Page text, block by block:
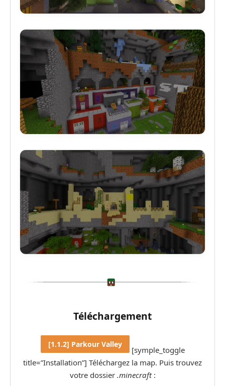
Téléchargement
[1.1.2] Parkour Valley
[symple_toggle
title=”Installation”] Téléchargez la map. Puis trouvez
votre dossier .minecraft: